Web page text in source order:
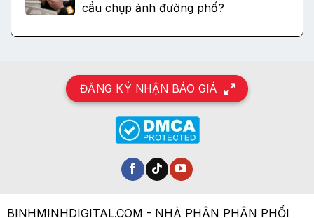
cầu chụp ảnh đường phố?
ĐĂNG KÝ NHẬN BÁO GIÁ
BINHMINHDIGITAL.COM - NHÀ PHÂN PHÂN PHỐI